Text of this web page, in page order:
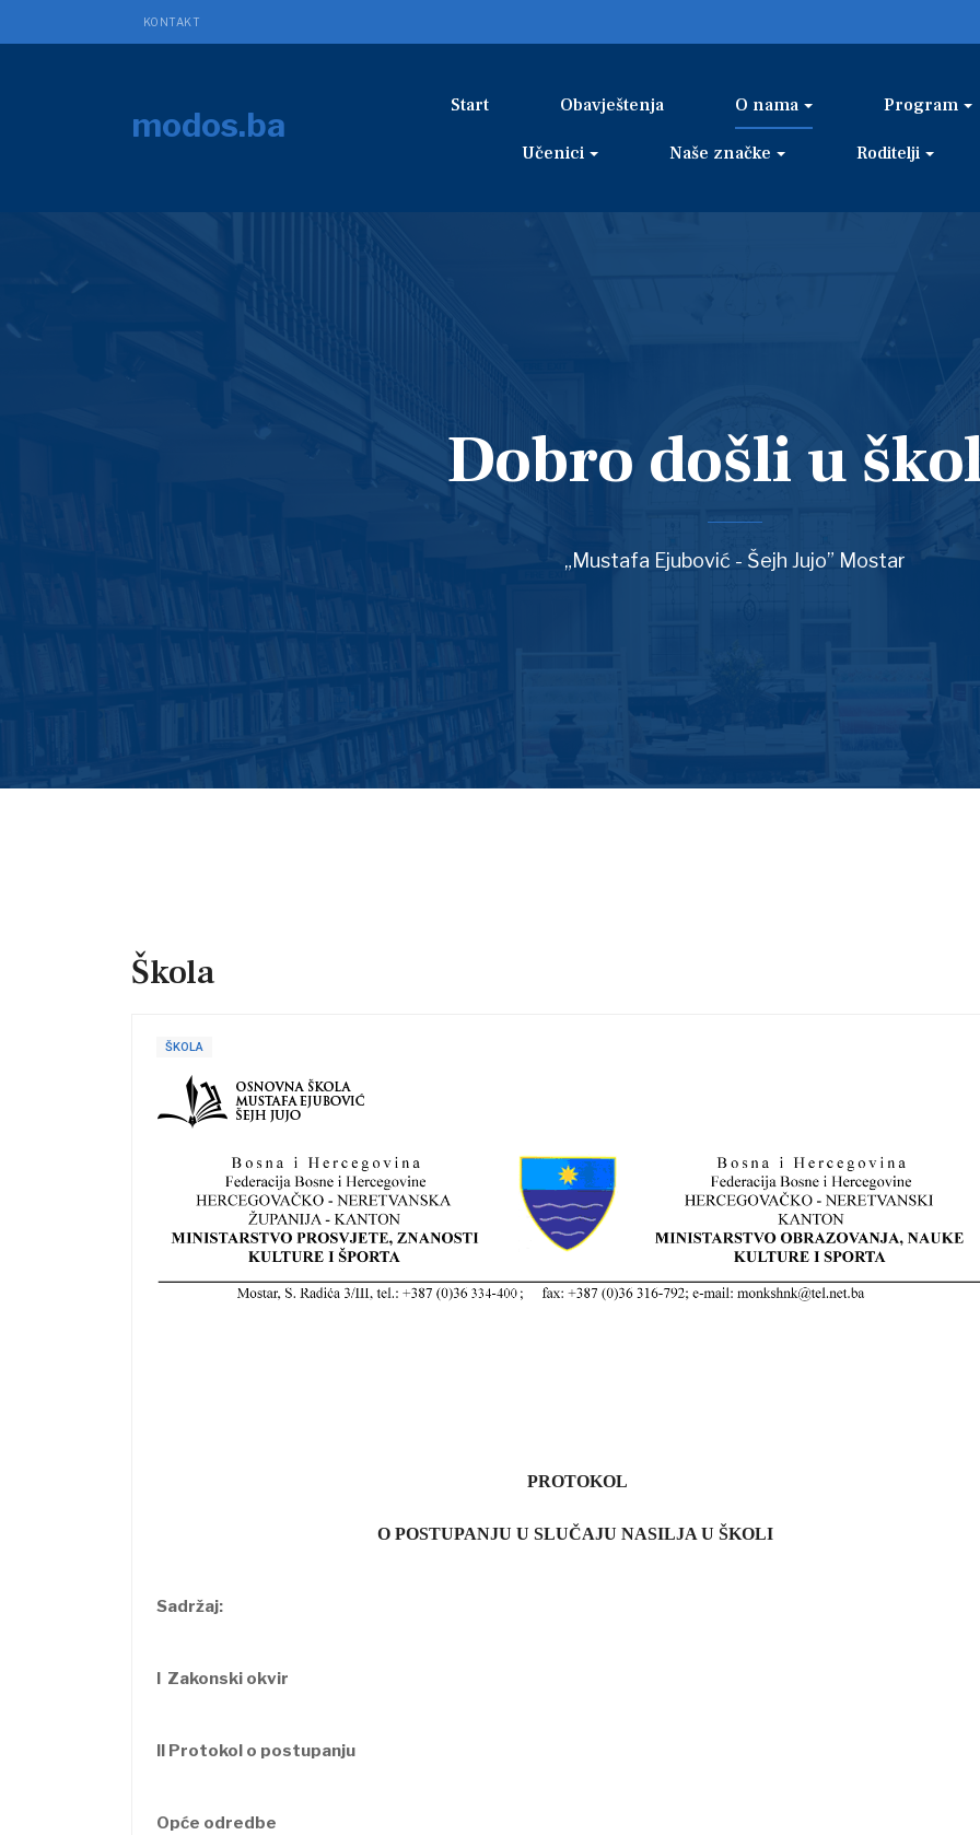
KONTAKT
modos.ba Start Obavještenja O nama Program
Učenici Naše značke Roditelji
Dobro došli u
„Mustafa Ejubović - Šejh Jujo” Mostar
Škola
ŠKOLA
PROTOKOL
O POSTUPANJU U SLUČAJU NASILJA U ŠKOLI
Sadržaj:
I Zakonski okvir
II Protokol o postupanju
Opće odredbe